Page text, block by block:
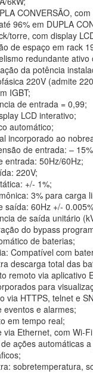
CONVERSÃO,
96% em DUPLA
torre, com display
de espaço em rack
redundante ativo
da potência
220V (admite
IGBT;
de entrada = 0,99;
LCD interativo;
automático;
incorporado ao
de entrada: –
entrada: 50Hz/60Hz;
220V;
+/- 1%;
3% para carga
saída: 60Hz +/-
de saída unitário
do bypass
de baterias;
Compatível com
descarga total das
remoto via aplicativo
para
via HTTPS, telnet e
eventos e alarmes;
em tempo real;
via Ethernet, com Wi-
ações automáticas
sobretemperatura,